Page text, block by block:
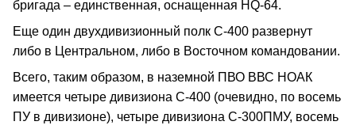
бригада – единственная, оснащенная HQ-64.
Еще один двухдивизионный полк С-400 развернут
либо в Центральном, либо в Восточном командовании.
Всего, таким образом, в наземной ПВО ВВС НОАК
имеется четыре дивизиона С-400 (очевидно, по восемь
ПУ в дивизионе), четыре дивизиона С-300ПМУ, восемь